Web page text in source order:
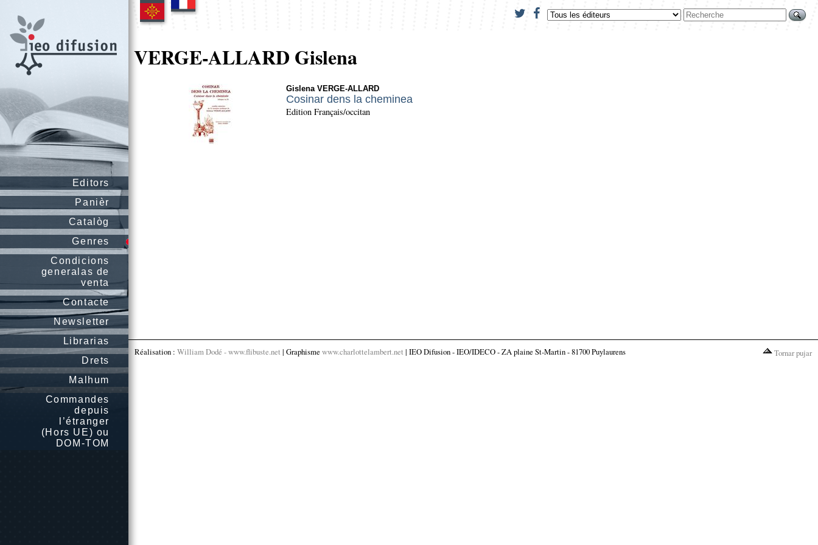
Editors
Panièr
Catalòg
Genres
Condicions
generalas de
venta
Contacte
Newsletter
Librarias
Drets
Malhum
Commandes
depuis
l’étranger
(Hors UE) ou
DOM-TOM
VERGE-ALLARD Gislena
Gislena VERGE-ALLARD
Cosinar dens la cheminea
Edition Français/occitan
Réalisation : William Dodé - www.flibuste.net | Graphisme www.charlottelambert.net | IEO Difusion - IEO/IDECO - ZA plaine St-Martin - 81700 Puylaurens Tornar pujar